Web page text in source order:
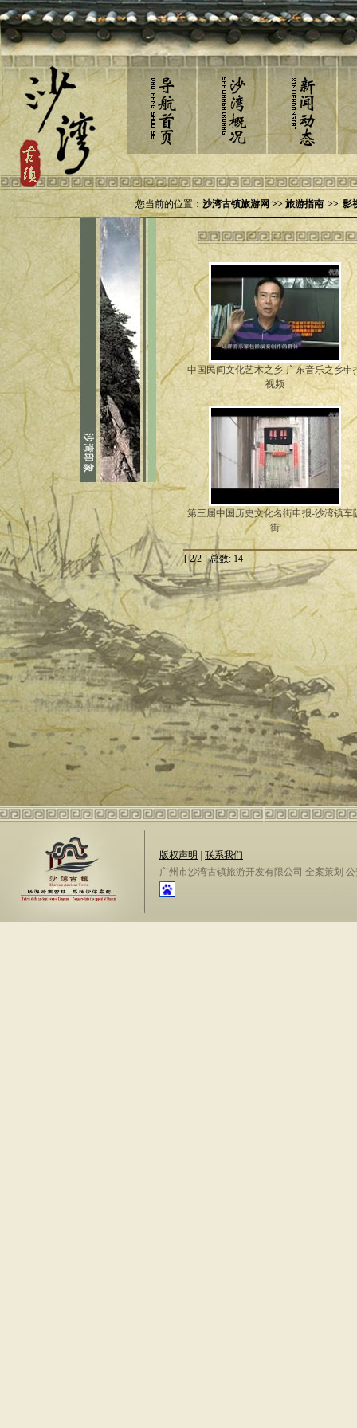
您当前的位置： 沙湾古镇旅游网 >> 旅游指南 >> 影
中国民间文化艺术之乡-广东音乐之乡申
视频
第三届中国历史文化名街申报-沙湾镇车
街
[ 2/2 ] 总数: 14
版权声明
联系我们
广州市沙湾古镇旅游开发有限公司 全案策划